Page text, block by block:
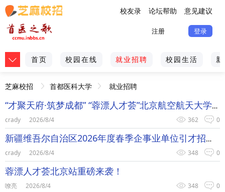
校友录 论坛帮助 意见建议
注册 登录
首页 校园在线 就业招聘 校园生活
芝麻校招 首都医科大学 就业招聘
“才聚天府·筑梦成都” “蓉漂人才荟”北京航空航天大学专场活动
0
362
crady 2026/8/4
新疆维吾尔自治区2026年度春季企事业单位引才招聘活动正式启动
0
348
crady 2026/8/4
蓉漂人才荟北京站重磅来袭！
0
348
嘹亮 2026/8/4